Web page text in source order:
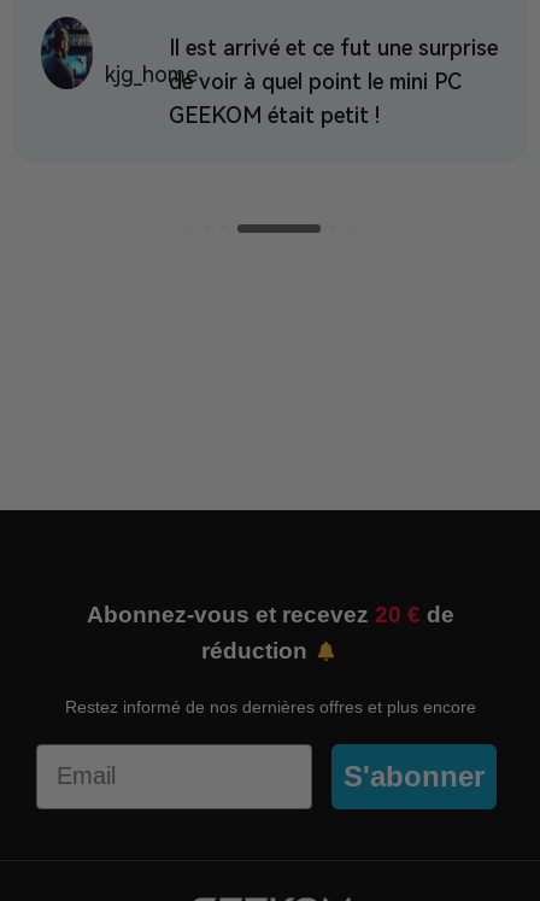
kjg_home
Il est arrivé et ce fut une surprise
de voir à quel point le mini PC
GEEKOM était petit !
Abonnez-vous et recevez 20 € de
réduction
Restez informé de nos dernières offres et plus encore
S'abonner